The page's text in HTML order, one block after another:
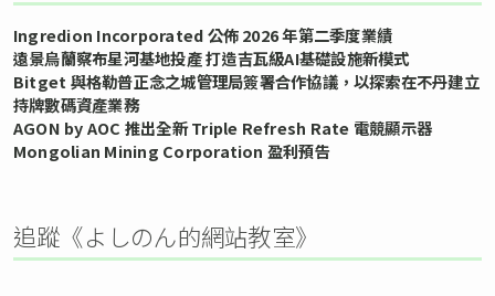
Ingredion Incorporated 公佈 2026 年第二季度業績
遠景烏蘭察布星河基地投產 打造吉瓦級AI基礎設施新模式
Bitget 與格勒普正念之城管理局簽署合作協議，以探索在不丹建立
持牌數碼資產業務
AGON by AOC 推出全新 Triple Refresh Rate 電競顯示器
Mongolian Mining Corporation 盈利預告
追蹤《よしのん的網站教室》